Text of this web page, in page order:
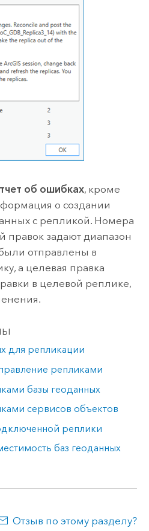
об ошибках, кроме
о создании
с репликой. Номера
правок задают диапазон
отправлены в
а целевая правка
в целевой реплике,
для репликации
репликами
базы геоданных
сервисов объектов
реплики
баз геоданных
Отзыв по этому разделу?